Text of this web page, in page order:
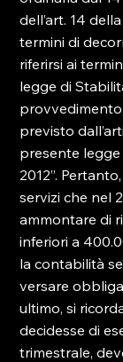
dell’art. 14
termini di
riferirsi ai
legge di
previsto
presente legge
2012”.
servizi che nel
ammontare di
inferiori a
la contabilità
versare
ultimo, si
decidesse di
trimestrale,